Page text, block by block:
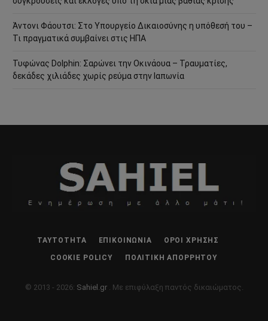
Άντονι Φάουτσι: Στο Υπουργείο Δικαιοσύνης η υπόθεσή του –
Τι πραγματικά συμβαίνει στις ΗΠΑ
Τυφώνας Dolphin: Σαρώνει την Οκινάουα – Τραυματίες,
δεκάδες χιλιάδες χωρίς ρεύμα στην Ιαπωνία
ΤΑΥΤΌΤΗΤΑ ΕΠΙΚΟΙΝΩΝΊΑ ΌΡΟΙ ΧΡΉΣΗΣ
COOKIE POLICY ΠΟΛΙΤΙΚΉ ΑΠΟΡΡΉΤΟΥ
© 2013 - 2026: Sahiel.gr . Με επιφύλαξη παντός δικαιώματος.